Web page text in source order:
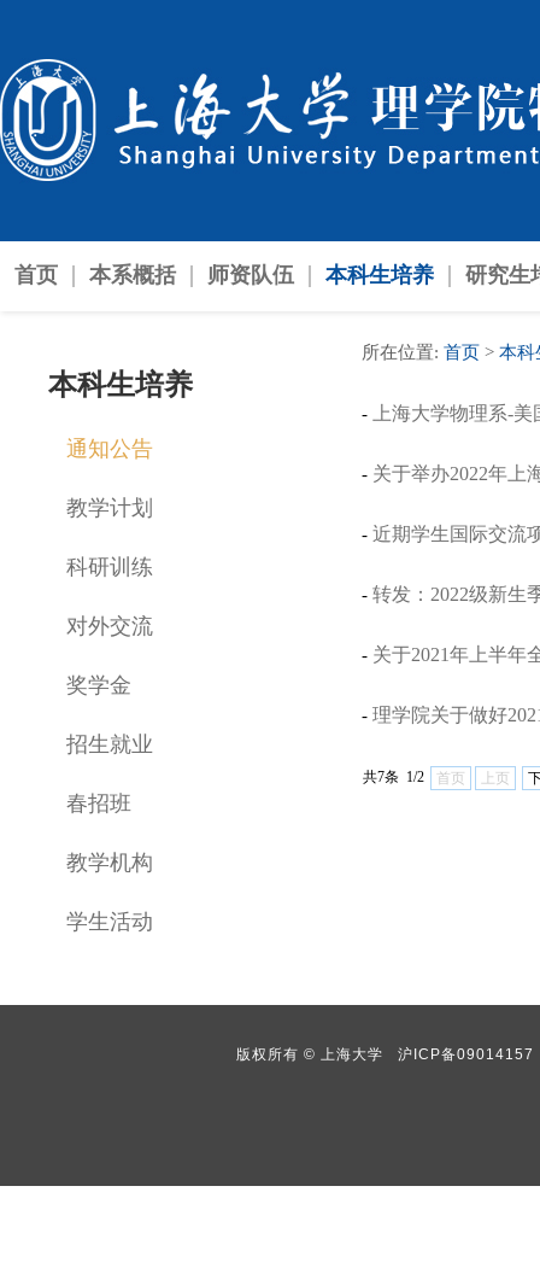
首页 本系概括 师资队伍 本科生培养 研究生
本科生培养
通知公告
教学计划
科研训练
对外交流
奖学金
招生就业
春招班
教学机构
学生活动
所在位置: 首页 > 本科
- 上海大学物理系-
- 关于举办2022年上
- 近期学生国际交流
- 转发：2022级新生
- 关于2021年上半年
- 理学院关于做好
共7条 1/2 首页 上页
版权所有 © 上海大学 沪ICP备09014157